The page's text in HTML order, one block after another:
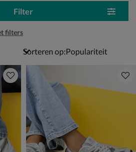
Filter
filters
Sorteren op: